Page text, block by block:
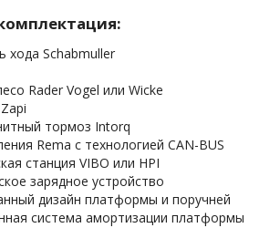
хода Schabmuller
Rader Vogel или Wicke
тормоз Intorq
Rema с технологией CAN-BUS
станция VIBO или HPI
зарядное устройство
дизайн платформы и поручней
система амортизации платформы